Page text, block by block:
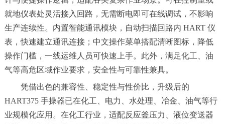
就地仪表处灵活接入回路，无需断电即可在线调试，不影响
生产连续性。内置智能通讯模块，自动扫描回路内 HART 仪
表，快速建立通讯连接；中文操作菜单搭配清晰图标，降低
操作门槛，一线运维人员可快速上手。此外，满足化工、油
气等高危区域作业要求，安全性与可靠性兼具。
凭借出色的兼容性、稳定性与性价比，升级后的
HART375 手操器已在化工、电力、水处理、冶金、油气等行
业规模化应用。在化工行业，适配反应釜压力、液位变送器